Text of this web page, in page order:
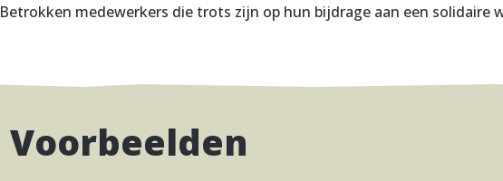
Betrokken medewerkers die trots zijn op hun bijdrage aan een solidaire
Voorbeelden